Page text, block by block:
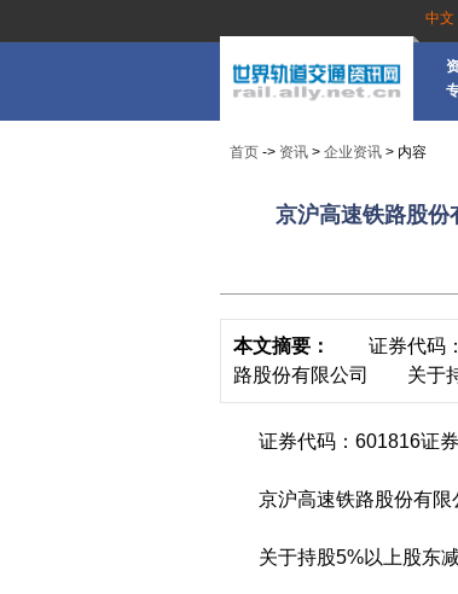
中文
首页 -> 资讯 > 企业资讯 > 内容
京沪高速铁路股份
本文摘要：
证券代码：
路股份有限公司 关于
证券代码：601816证券
京沪高速铁路股份有限
关于持股5%以上股东减